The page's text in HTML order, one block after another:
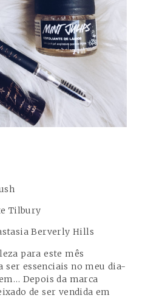
Tilbury
Berverly Hills
para este mês
ser essenciais no meu dia-
Depois da marca
de ser vendida em